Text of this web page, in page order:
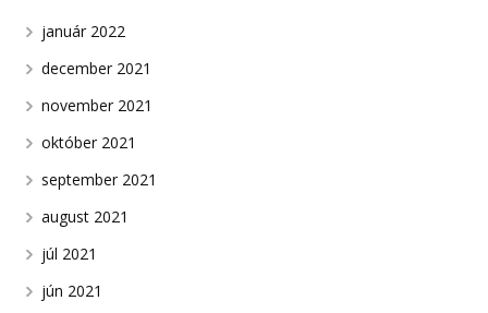
január 2022
december 2021
november 2021
október 2021
september 2021
august 2021
júl 2021
jún 2021